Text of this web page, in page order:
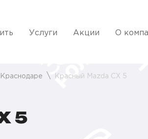
Услуги Акции О
Красный Mazda CX 5
5